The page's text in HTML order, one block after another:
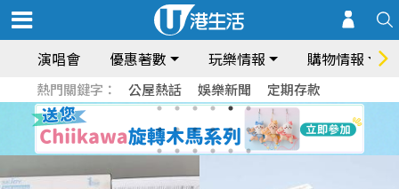
演唱會 優惠著數 玩樂情報 購物情報
熱門關鍵字： 公屋熱話 娛樂新聞 定期存款